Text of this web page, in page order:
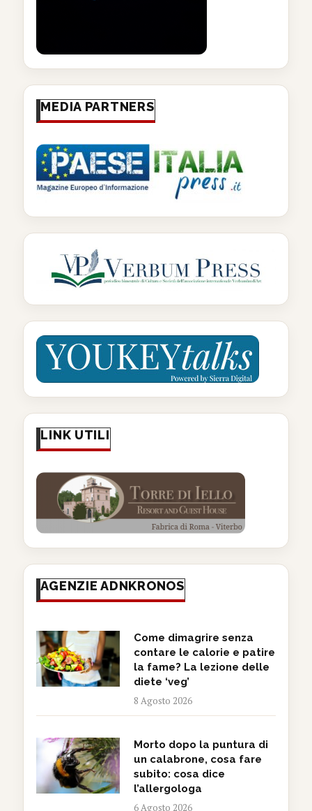
MEDIA PARTNERS
LINK UTILI
AGENZIE ADNKRONOS
Come dimagrire senza
contare le calorie e patire
la fame? La lezione delle
diete ‘veg’
8 Agosto 2026
Morto dopo la puntura di
un calabrone, cosa fare
subito: cosa dice
l’allergologa
6 Agosto 2026